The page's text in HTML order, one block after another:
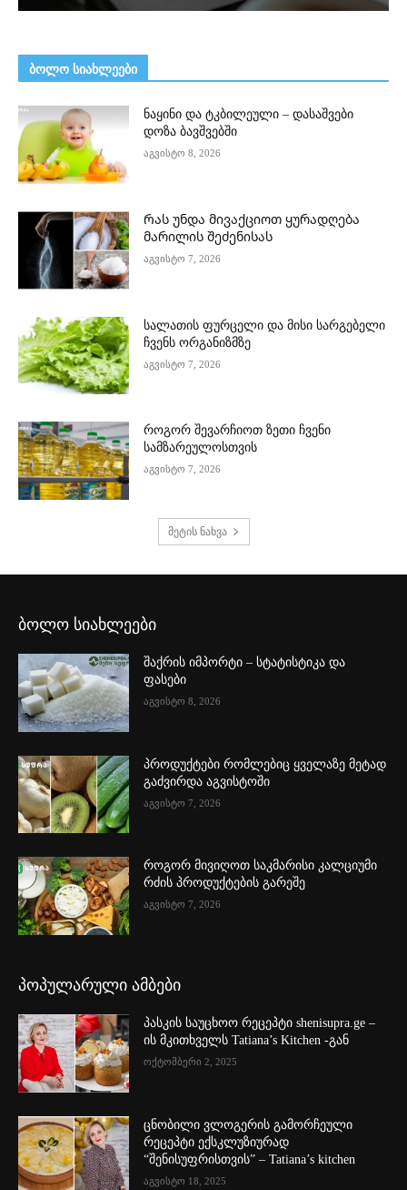
ᲑᲝᲚᲝ ᲡᲘᲐᲮᲚᲔᲔᲑᲘ
ნაყინი და ტკბილეული – დასაშვები
დოზა ბავშვებში
აგვისტო 8, 2026
Რას უნდა მივაქციოთ ყურადღება
მარილის შეძენისას
აგვისტო 7, 2026
სალათის ფურცელი და მისი სარგებელი
ჩვენს ორგანიზმზე
აგვისტო 7, 2026
როგორ შევარჩიოთ ზეთი ჩვენი
სამზარეულოსთვის
აგვისტო 7, 2026
მეტის ნახვა
ბოლო სიახლეები
შაქრის იმპორტი – სტატისტიკა და
ფასები
აგვისტო 8, 2026
პროდუქტები რომლებიც ყველაზე მეტად
გაძვირდა აგვისტოში
აგვისტო 7, 2026
როგორ მივიღოთ საკმარისი კალციუმი
რძის პროდუქტების გარეშე
აგვისტო 7, 2026
პოპულარული ამბები
პასკის საუცხოო რეცეპტი shenisupra.ge –
ის მკითხველს Tatiana’s Kitchen -გან
ოქტომბერი 2, 2025
ცნობილი ვლოგერის გამორჩეული
რეცეპტი ექსკლუზიურად
“შენისუფრისთვის” – Tatiana’s kitchen
აგვისტო 18, 2025